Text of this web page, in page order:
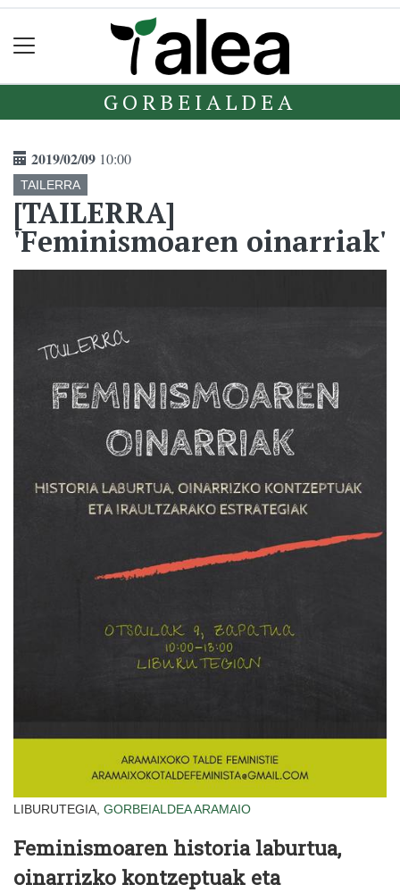
GORBEIALDEA
2019/02/09 10:00
TAILERRA
[TAILERRA]
'Feminismoaren oinarriak'
LIBURUTEGIA, GORBEIALDEAARAMAIO
Feminismoaren historia laburtua,
oinarrizko kontzeptuak eta